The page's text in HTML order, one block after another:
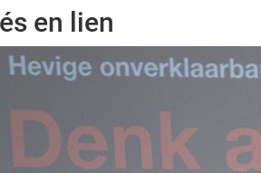
en lien